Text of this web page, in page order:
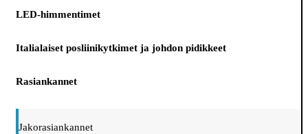
LED-himmentimet
Italialaiset posliinikytkimet ja johdon pidikkeet
Rasiankannet
Jakorasiankannet